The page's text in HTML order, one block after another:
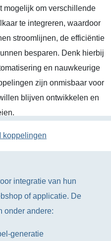
mogelijk om verschillende
te integreren, waardoor
stroomlijnen, de efficiëntie
besparen. Denk hierbij
en nauwkeurige
zijn onmisbaar voor
blijven ontwikkelen en
koppelingen
integratie van hun
of applicatie. De
onder andere:
generatie